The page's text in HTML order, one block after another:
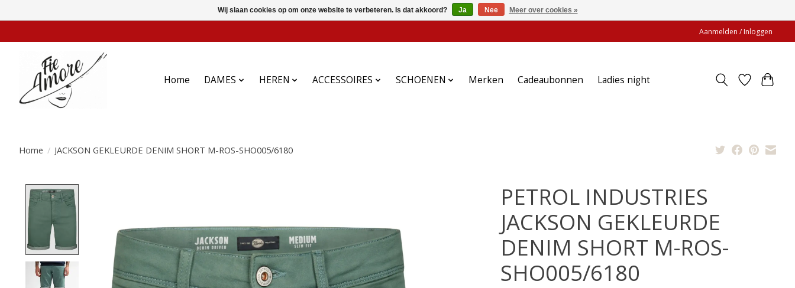
Aanmelden / Inloggen
Home DAMES HEREN ACCESSOIRES SCHOENEN Merken Cadeaubonnen Ladies night
Home / JACKSON GEKLEURDE DENIM SHORT M-ROS-SHO005/6180
PETROL INDUSTRIES
JACKSON GEKLEURDE
DENIM SHORT M-ROS-
SHO005/6180
Wij slaan cookies op om onze website te verbeteren. Is dat akkoord? Ja Nee Meer over cookies »